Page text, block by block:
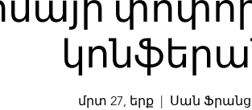
մրտ 27, երք
  |
Սան